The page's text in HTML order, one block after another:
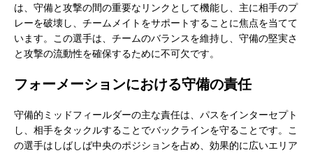
は、守備と攻撃の間の重要なリンクとして機能し、主に相手のプ
レーを破壊し、チームメイトをサポートすることに焦点を当てて
います。この選手は、チームのバランスを維持し、守備の堅実さ
と攻撃の流動性を確保するために不可欠です。
フォーメーションにおける守備の責任
守備的ミッドフィールダーの主な責任は、パスをインターセプト
し、相手をタックルすることでバックラインを守ることです。こ
の選手はしばしば中央のポジションを占め、効果的に広いエリア